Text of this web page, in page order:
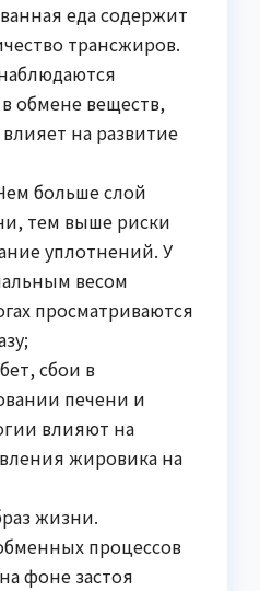
еда содержит
трансжиров.
в обмене веществ,
на развитие
больше слой
тем выше риски
уплотнений. У
весом
просматриваются
сбои в
печени и
влияют на
жировика на
жизни.
процессов
фоне застоя